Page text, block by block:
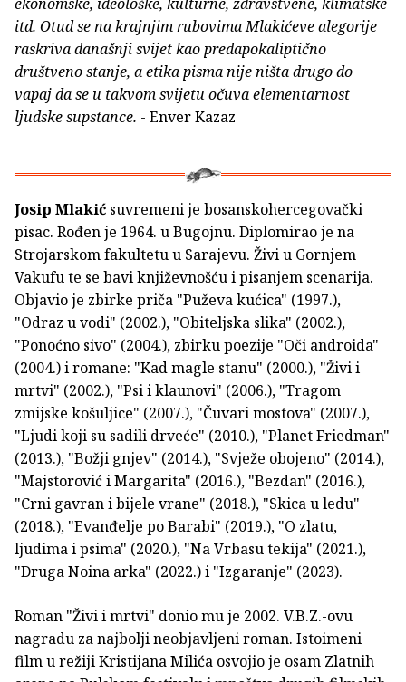
itd. Otud se na krajnjim rubovima Mlakićeve alegorije
raskriva današnji svijet kao predapokaliptično
društveno stanje, a etika pisma nije ništa drugo do
vapaj da se u takvom svijetu očuva elementarnost
ljudske supstance. - Enver Kazaz
Josip Mlakić suvremeni je bosanskohercegovački
pisac. Rođen je 1964. u Bugojnu. Diplomirao je na
Strojarskom fakultetu u Sarajevu. Živi u Gornjem
Vakufu te se bavi književnošću i pisanjem scenarija.
Objavio je zbirke priča "Puževa kućica" (1997.),
"Odraz u vodi" (2002.), "Obiteljska slika" (2002.),
"Ponoćno sivo" (2004.), zbirku poezije "Oči androida"
(2004.) i romane: "Kad magle stanu" (2000.), "Živi i
mrtvi" (2002.), "Psi i klaunovi" (2006.), "Tragom
zmijske košuljice" (2007.), "Čuvari mostova" (2007.),
"Ljudi koji su sadili drveće" (2010.), "Planet Friedman"
(2013.), "Božji gnjev" (2014.), "Svježe obojeno" (2014.),
"Majstorović i Margarita" (2016.), "Bezdan" (2016.),
"Crni gavran i bijele vrane" (2018.), "Skica u ledu"
(2018.), "Evanđelje po Barabi" (2019.), "O zlatu,
ljudima i psima" (2020.), "Na Vrbasu tekija" (2021.),
"Druga Noina arka" (2022.) i "Izgaranje" (2023).
Roman "Živi i mrtvi" donio mu je 2002. V.B.Z.-ovu
nagradu za najbolji neobjavljeni roman. Istoimeni
film u režiji Kristijana Milića osvojio je osam Zlatnih